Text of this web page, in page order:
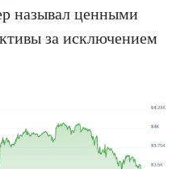
называл ценными
за исключением